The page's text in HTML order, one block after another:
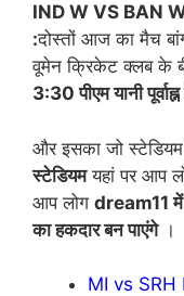
IND W VS BAN
:दोस्तों आज का मैच
वूमेन क्रिकेट क्लब के
3:30 पीएम यानी
और इसका जो
स्टेडियमयहां पर आप
आप लोग dream11 में
का हकदार बन पाएंगे।
MI vs SRH